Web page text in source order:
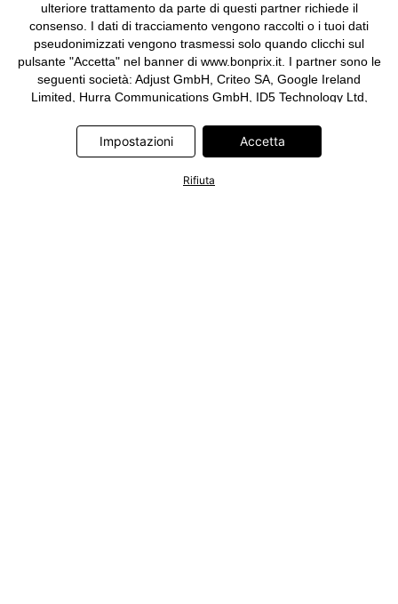
ulteriore trattamento da parte di questi partner richiede il
consenso. I dati di tracciamento vengono raccolti o i tuoi dati
pseudonimizzati vengono trasmessi solo quando clicchi sul
pulsante "Accetta" nel banner di www.bonprix.it. I partner sono le
seguenti società: Adjust GmbH, Criteo SA, Google Ireland
Limited, Hurra Communications GmbH, ID5 Technology Ltd,
Limited, Pinterest Europe Limited, RTB-House GmbH, TikTok
Information Technologies UK Limited. Ulteriori informazioni sul
informativa privacy e cookie
Impostazioni Accetta
Rifiuta